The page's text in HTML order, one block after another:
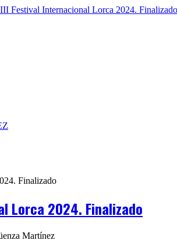
Lorca 2024. Finalizado
Martínez